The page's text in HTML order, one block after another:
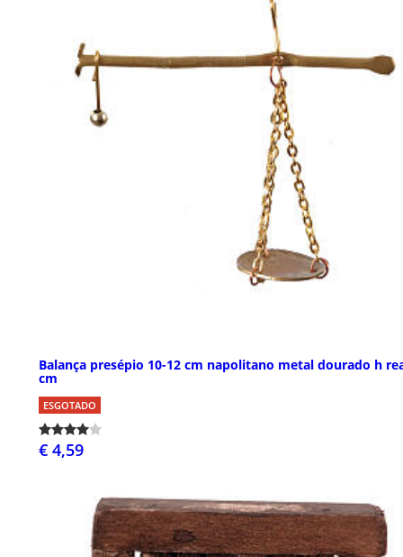
Balança presépio 10-12 cm napolitano metal dourado h
cm
ESGOTADO
€ 4,59